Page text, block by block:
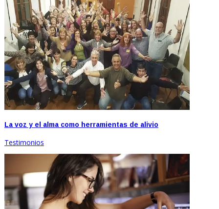
La voz y el alma como herramientas de alivio
Testimonios